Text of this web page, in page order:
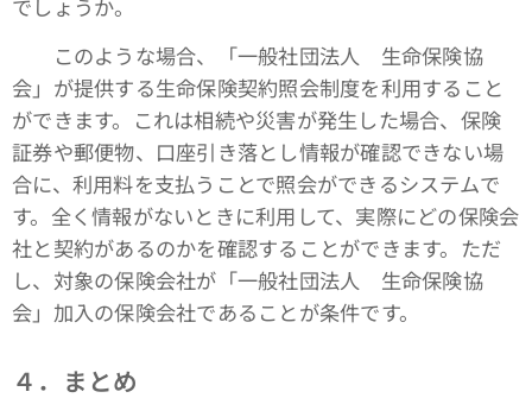
でしょうか。
このような場合、「一般社団法人 生命保険協
会」が提供する生命保険契約照会制度を利用すること
ができます。これは相続や災害が発生した場合、保険
証券や郵便物、口座引き落とし情報が確認できない場
合に、利用料を支払うことで照会ができるシステムで
す。全く情報がないときに利用して、実際にどの保険会
社と契約があるのかを確認することができます。ただ
し、対象の保険会社が「一般社団法人 生命保険協
会」加入の保険会社であることが条件です。
４．まとめ